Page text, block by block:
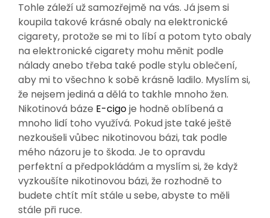
Tohle záleží už samozřejmě na vás. Já jsem si
koupila takové krásné obaly na elektronické
cigarety, protože se mi to líbí a potom tyto obaly
na elektronické cigarety mohu měnit podle
nálady anebo třeba také podle stylu oblečení,
aby mi to všechno k sobě krásně ladilo. Myslím si,
že nejsem jediná a dělá to takhle mnoho žen.
Nikotinová báze E-cigoje hodně oblíbená a
mnoho lidí toho využívá. Pokud jste také ještě
nezkoušeli vůbec nikotinovou bázi, tak podle
mého názoru je to škoda. Je to opravdu
perfektní a předpokládám a myslím si, že když
vyzkoušíte nikotinovou bázi, že rozhodně to
budete chtít mít stále u sebe, abyste to měli
stále při ruce.